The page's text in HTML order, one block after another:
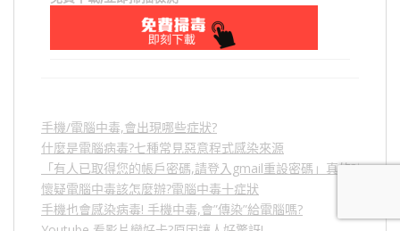
手機/電腦中毒,會出現哪些症狀?
什麼是電腦病毒?七種常見惡意程式感染來源
「有人已取得您的帳戶密碼,請登入gmail重設密碼」真的?假的?5
懷疑電腦中毒該怎麼辦?電腦中毒十症狀
手機也會感染病毒! 手機中毒,會”傳染”給電腦嗎?